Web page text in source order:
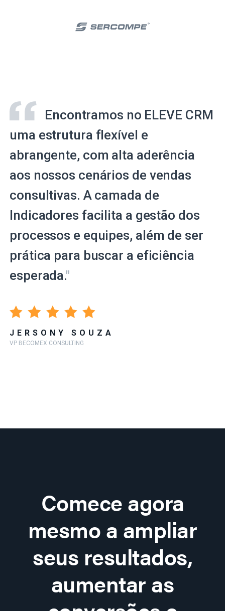
Encontramos no ELEVE CRM
uma estrutura flexível e
abrangente, com alta aderência
aos nossos cenários de vendas
consultivas. A camada de
Indicadores facilita a gestão dos
processos e equipes, além de ser
prática para buscar a eficiência
esperada."
JERSONY SOUZA
VP BECOMEX CONSULTING
Comece agora
mesmo a ampliar
seus resultados,
aumentar as